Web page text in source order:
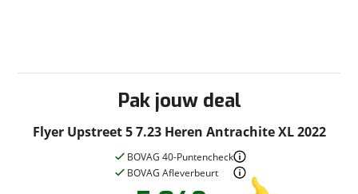
Pak jouw deal
Flyer Upstreet 5 7.23 Heren Antrachite XL 2022
BOVAG 40-Puntencheck
BOVAG Afleverbeurt